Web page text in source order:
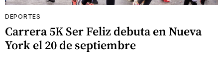
DEPORTES
Carrera 5K Ser Feliz debuta en Nueva
York el 20 de septiembre